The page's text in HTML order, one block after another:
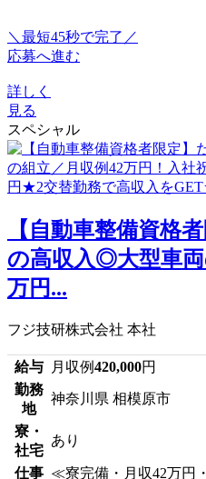
＼最短45秒で完了／
応募へ進む
詳しく
見る
スペシャル
【自動車整備資格
の高収入◎大型車
万円...
フジ技研株式会社 本社
給与 月収例420,000円
勤務
地
神奈川県 相模原市
寮・
社宅
あり
仕事 ≪寮完備・月収42万円